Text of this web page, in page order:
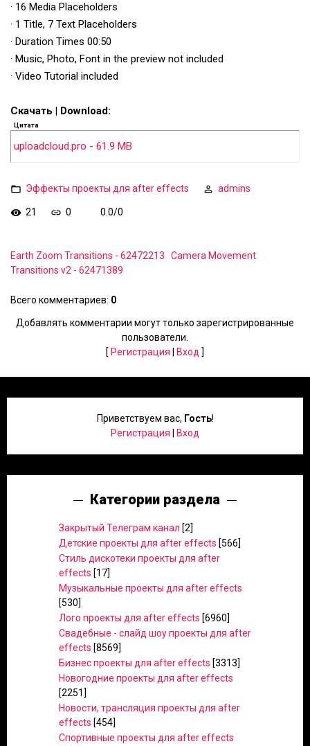
· 16 Media Placeholders
· 1 Title, 7 Text Placeholders
· Duration Times 00:50
· Music, Photo, Font in the preview not included
· Video Tutorial included
Скачать | Download:
Цитата
uploadcloud.pro - 61.9 MB
Эффекты проекты для after effects admins
21 0 0.0/0
Earth Zoom Transitions - 62472213
Camera Movement
Transitions v2 - 62471389
Всего комментариев: 0
Добавлять комментарии могут только зарегистрированные
пользователи.
[ Регистрация Вход ]
Приветствуем вас, Гость!
Регистрация
Вход
Категории раздела
Закрытый Телеграм канал [2]
Детские проекты для after effects [566]
Стиль дискотеки проекты для after
effects [17]
Музыкальные проекты для after effects
[530]
Лого проекты для after effects [6960]
Свадебные - слайд шоу проекты для after
effects [8569]
Бизнес проекты для after effects [3313]
Новогодние проекты для after effects
[2251]
Новости, трансляция проекты для after
effects [454]
Спортивные проекты для after effects